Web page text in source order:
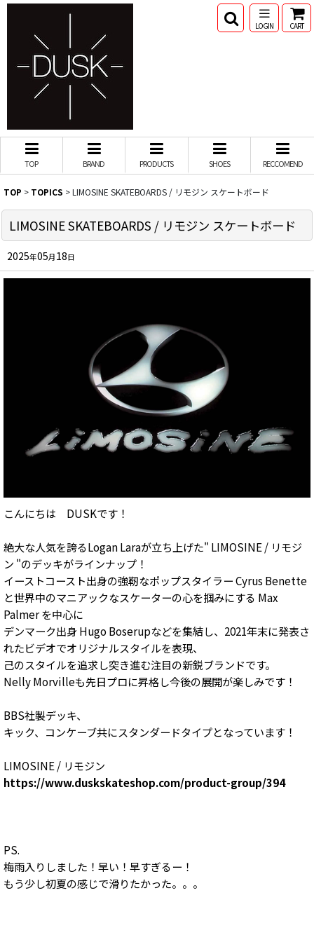
LOGIN CART
TOP BRAND PRODUCTS SHOES RECCOMEND
TOP > TOPICS >LIMOSINE SKATEBOARDS / リモジン スケートボード
LIMOSINE SKATEBOARDS / リモジン スケートボード
2025年05月18日
こんにちは DUSKです！
絶大な人気を誇るLogan Laraが立ち上げた" LIMOSINE / リモジ
ン "のデッキがラインナップ！
イーストコースト出身の強靭なポップスタイラー Cyrus Benette
と世界中のマニアックなスケーターの心を掴みにする Max
Palmer を中心に
デンマーク出身 Hugo Boserupなどを集結し、2021年末に発表さ
れたビデオでオリジナルスタイルを表現、
己のスタイルを追求し突き進む注目の新鋭ブランドです。
Nelly Morvilleも先日プロに昇格し今後の展開が楽しみです！
BBS社製デッキ、
キック、コンケーブ共にスタンダードタイプとなっています！
LIMOSINE / リモジン
https://www.duskskateshop.com/product-group/394
PS.
梅雨入りしました！早い！早すぎるー！
もう少し初夏の感じで滑りたかった。。。